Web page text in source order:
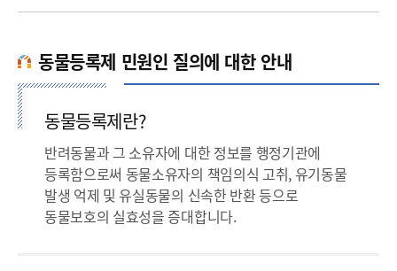
동물등록제 민원인 질의에 대한 안내
동물등록제란?
반려동물과 그 소유자에 대한 정보를 행정기관에
등록함으로써 동물소유자의 책임의식 고취, 유기동물
발생 억제 및 유실동물의 신속한 반환 등으로
동물보호의 실효성을 증대합니다.